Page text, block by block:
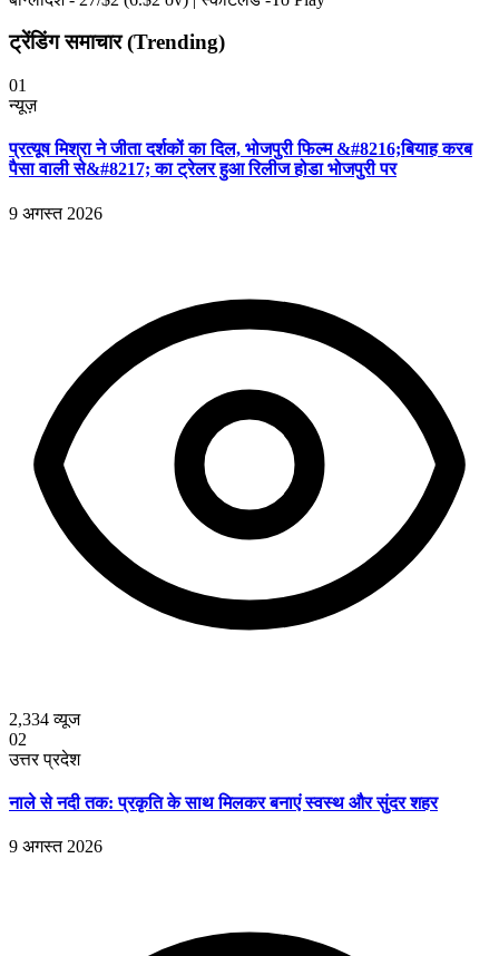
ट्रेंडिंग समाचार (Trending)
01
न्यूज़
प्रत्यूष मिश्रा ने जीता दर्शकों का दिल, भोजपुरी फिल्म &#8216;बियाह करब
पैसा वाली से&#8217; का ट्रेलर हुआ रिलीज होडा भोजपुरी पर
9 अगस्त 2026
2,334व्यूज
02
उत्तर प्रदेश
नाले से नदी तक: प्रकृति के साथ मिलकर बनाएं स्वस्थ और सुंदर शहर
9 अगस्त 2026